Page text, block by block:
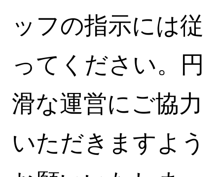
ッフの指示には従
ってください。円
滑な運営にご協力
いただきますよう